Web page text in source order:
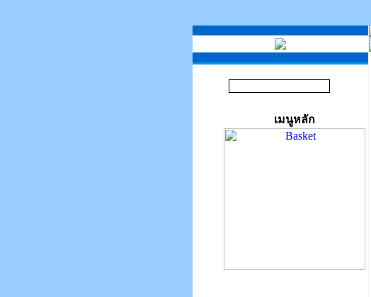
เมนูหลัก